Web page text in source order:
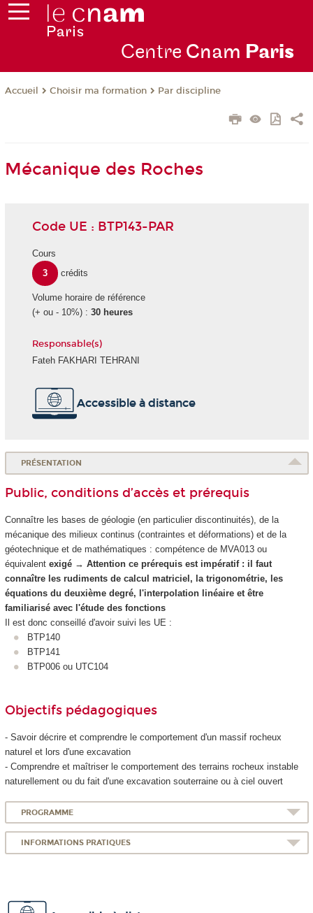
Centre Cnam Paris
Accueil Choisir ma formation Par discipline
Mécanique des Roches
Code UE : BTP143-PAR
Cours
3
crédits
Volume horaire de référence
(+ ou - 10%) : 30 heures
Responsable(s)
Fateh FAKHARI TEHRANI
Accessible à distance
PRÉSENTATION
Public, conditions d’accès et prérequis
Connaître les bases de géologie (en particulier discontinuités), de la
mécanique des milieux continus (contraintes et déformations) et de la
géotechnique et de mathématiques : compétence de MVA013 ou
équivalent exigé → Attention ce prérequis est impératif : il faut
connaître les rudiments de calcul matriciel, la trigonométrie, les
équations du deuxième degré, l'interpolation linéaire et être
familiarisé avec l'étude des fonctions
Il est donc conseillé d'avoir suivi les UE :
BTP140
BTP141
BTP006 ou UTC104
Objectifs pédagogiques
- Savoir décrire et comprendre le comportement d'un massif rocheux
naturel et lors d'une excavation
- Comprendre et maîtriser le comportement des terrains rocheux instable
naturellement ou du fait d'une excavation souterraine ou à ciel ouvert
PROGRAMME
INFORMATIONS PRATIQUES